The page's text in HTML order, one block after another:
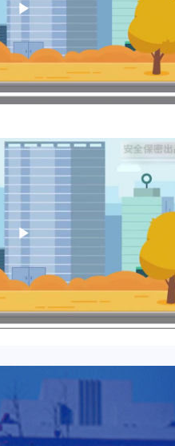
Play
Video
Play
Video